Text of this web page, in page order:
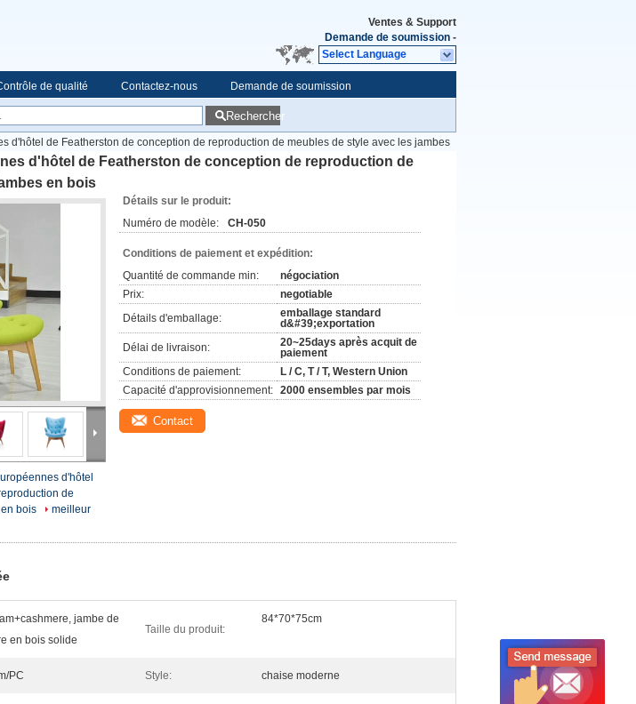
Ventes & Support
Demande de soumission -
Select Language
de qualité Contactez-nous Demande de soumission
Rechercher
d'hôtel de Featherston de conception de reproduction de meubles de style avec les jambes
d'hôtel de Featherston de conception de reproduction de
en bois
d'hôtel
de
bois
meilleur
Détails sur le produit:
Numéro de modèle:
CH-050
Conditions de paiement et expédition:
Quantité de commande min:
négociation
Prix:
negotiable
Détails d'emballage:
emballage standard
d&#39;exportation
Délai de livraison:
20~25days après acquit de
paiement
Conditions de paiement:
L / C, T / T, Western Union
Capacité d'approvisionnement: 2000 ensembles par mois
Contact
jambe de
en bois solide
Taille du produit:
84*70*75cm
PC Style: chaise moderne